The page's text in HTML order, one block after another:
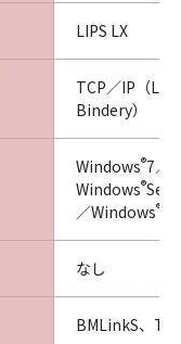
LIPS LX
TCP／IP（
Bindery）
Windows®7／
Windows®
／Windows®
なし
BMLinkS、